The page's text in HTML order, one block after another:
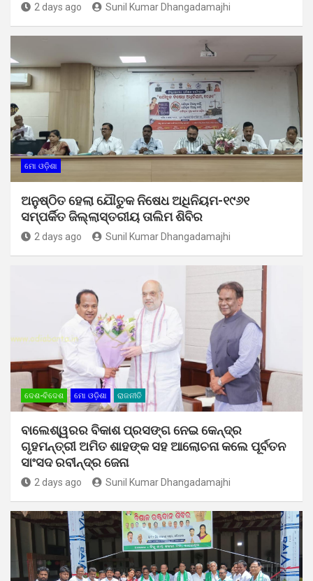
2 days ago Sunil Kumar Dhangadamajhi
ମୋ ଓଡ଼ିଶା
ଅନୁଷ୍ଠିତ ହେଲା ଯୌତୁକ ନିଷେଧ ଅଧିନିୟମ-୧୯୬୧
ସମ୍ପର୍କିତ ଜିଲ୍ଲାସ୍ତରୀୟ ତାଲିମ ଶିବିର
2 days ago Sunil Kumar Dhangadamajhi
ଦେଶ-ବିଦେଶ ମୋ ଓଡ଼ିଶା ରାଜନୀତି
ବାଲେଶ୍ୱରର ବିକାଶ ପ୍ରସଙ୍ଗ ନେଇ କେନ୍ଦ୍ର
ଗୃହମନ୍ତ୍ରୀ ଅମିତ ଶାହଙ୍କ ସହ ଆଲୋଚନା କଲେ ପୂର୍ବତନ
ସାଂସଦ ରବୀନ୍ଦ୍ର ଜେନା
2 days ago Sunil Kumar Dhangadamajhi